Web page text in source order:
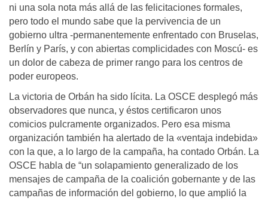
ni una sola nota más allá de las felicitaciones formales,
pero todo el mundo sabe que la pervivencia de un
gobierno ultra -permanentemente enfrentado con Bruselas,
Berlín y París, y con abiertas complicidades con Moscú- es
un dolor de cabeza de primer rango para los centros de
poder europeos.
La victoria de Orbán ha sido lícita. La OSCE desplegó más
observadores que nunca, y éstos certificaron unos
comicios pulcramente organizados. Pero esa misma
organización también ha alertado de la «ventaja indebida»
con la que, a lo largo de la campaña, ha contado Orbán. La
OSCE habla de “un solapamiento generalizado de los
mensajes de campaña de la coalición gobernante y de las
campañas de información del gobierno, lo que amplió la